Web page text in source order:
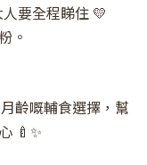
要全程睇住 💛
。
齡嘅輔食選擇，幫
🍼✨